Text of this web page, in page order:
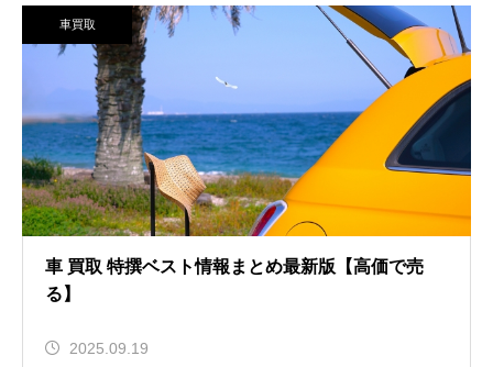
車買取
車 買取 特撰ベスト情報まとめ最新版【高価で売
る】
2025.09.19